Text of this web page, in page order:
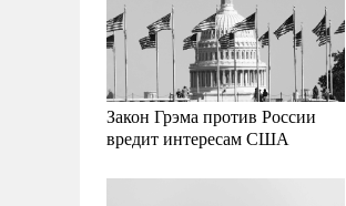
Закон Грэма против России
вредит интересам США